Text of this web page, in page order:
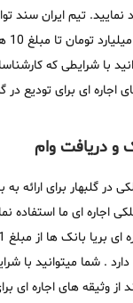
تیم ایران سند
ای
با شرایطی که
اجاره ای برای تودیع در
و دریافت وام
در گلبهار برای ارائه
اجاره ای ما استفاده
را دارد . شما میتوانید با
از وثیقه های اجاره ای